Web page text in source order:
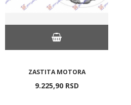
ZASTITA MOTORA
9.225,90 RSD